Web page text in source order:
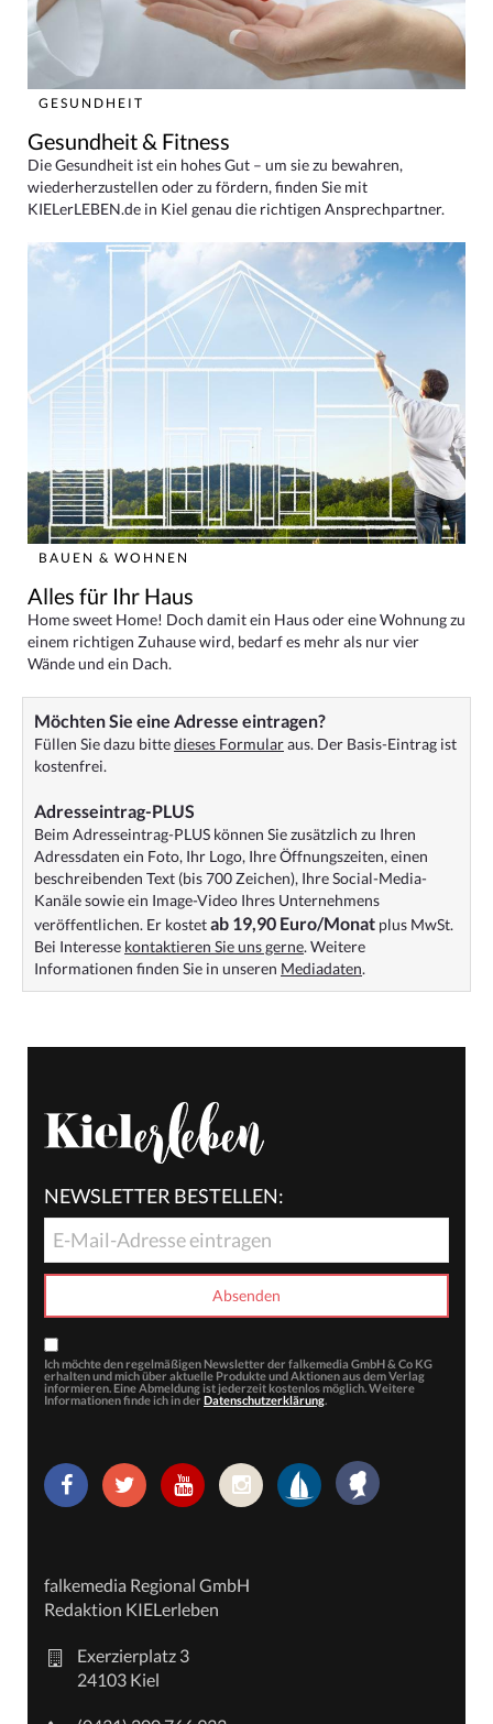
GESUNDHEIT
Gesundheit & Fitness
Die Gesundheit ist ein hohes Gut – um sie zu bewahren,
wiederherzustellen oder zu fördern, finden Sie mit
KIELerLEBEN.de in Kiel genau die richtigen Ansprechpartner.
BAUEN & WOHNEN
Alles für Ihr Haus
Home sweet Home! Doch damit ein Haus oder eine Wohnung zu
einem richtigen Zuhause wird, bedarf es mehr als nur vier
Wände und ein Dach.
Möchten Sie eine Adresse eintragen?
Füllen Sie dazu bittedieses Formularaus. Der Basis-Eintrag ist
kostenfrei.
Adresseintrag-PLUS
Beim Adresseintrag-PLUS können Sie zusätzlich zu Ihren
Adressdaten ein Foto, Ihr Logo, Ihre Öffnungszeiten, einen
beschreibenden Text (bis 700 Zeichen), Ihre Social-Media-
Kanäle sowie ein Image-Video Ihres Unternehmens
veröffentlichen. Er kostetab 19,90 Euro/Monat plus MwSt.
Bei Interesse kontaktieren Sie uns gerne. Weitere
Informationen finden Sie in unseren Mediadaten.
NEWSLETTER BESTELLEN:
Ich möchte den regelmäßigen Newsletter der falkemedia GmbH & Co KG
erhalten und mich über aktuelle Produkte und Aktionen aus dem Verlag
informieren. Eine Abmeldung ist jederzeit kostenlos möglich. Weitere
Informationen finde ich in der Datenschutzerklärung.
falkemedia Regional GmbH
Redaktion KIELerleben
Exerzierplatz 3
24103 Kiel